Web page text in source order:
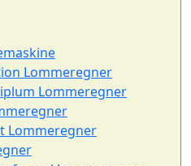
Lommeregner
Lommeregner
Lommeregner